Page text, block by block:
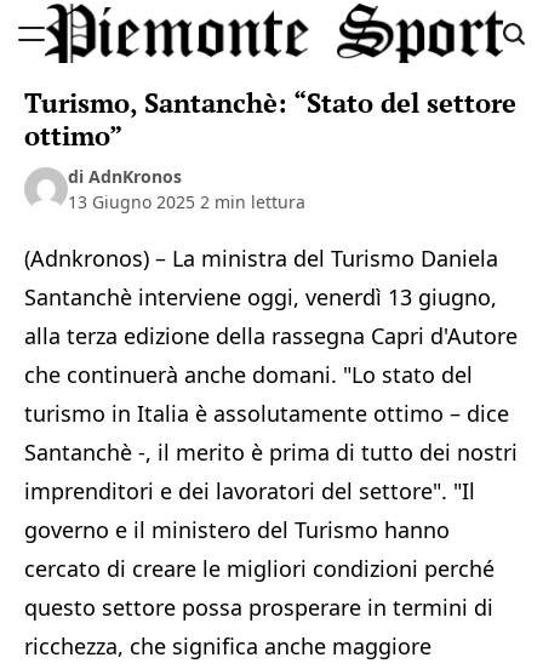
to
Sport
Turismo, Santanchè: “Stato del settore
ottimo”
di AdnKronos
13 Giugno 2025 2 min lettura
(Adnkronos) – La ministra del Turismo Daniela
Santanchè interviene oggi, venerdì 13 giugno,
alla terza edizione della rassegna Capri d'Autore
che continuerà anche domani. "Lo stato del
turismo in Italia è assolutamente ottimo – dice
Santanchè -, il merito è prima di tutto dei nostri
imprenditori e dei lavoratori del settore". "Il
governo e il ministero del Turismo hanno
cercato di creare le migliori condizioni perché
questo settore possa prosperare in termini di
ricchezza, che significa anche maggiore